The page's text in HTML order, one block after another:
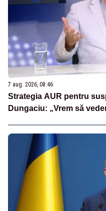
7 aug. 2026, 08:46
Strategia AUR pentru
Dungaciu: „Vrem să